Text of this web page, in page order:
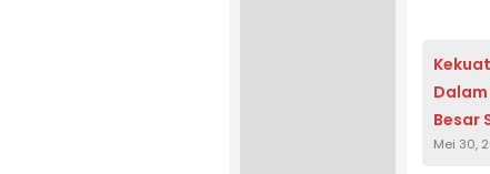
Besar
Mei 30,